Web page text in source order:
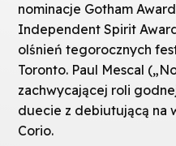
nominacje Gotham
Independent Spirit
olśnień tegorocznych
Toronto. Paul Mescal
zachwycającej roli
duecie z debiutującą na
Corio.